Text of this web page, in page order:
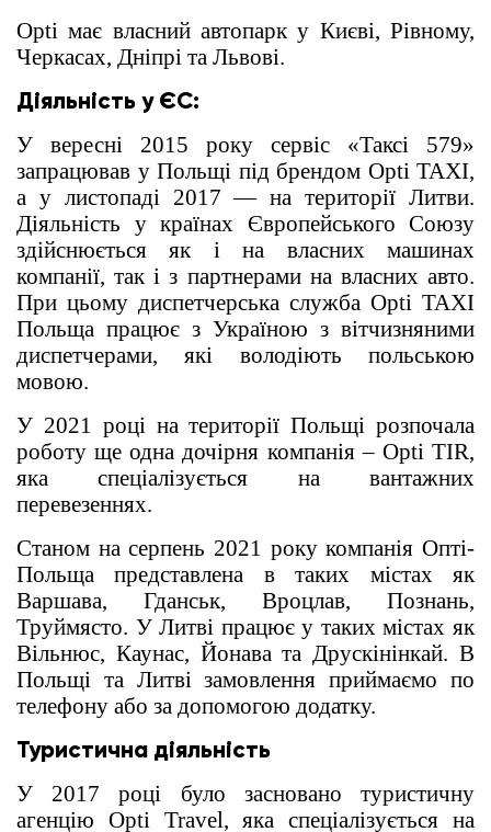
Opti має власний автопарк у Києві, Рівному,
Черкасах, Дніпрі та Львові.
Діяльність у ЄС:
У вересні 2015 року сервіс «Таксі 579»
запрацював у Польщі під брендом Opti TAXI,
а у листопаді 2017 — на території Литви.
Діяльність у країнах Європейського Союзу
здійснюється як і на власних машинах
компанії, так і з партнерами на власних авто.
При цьому диспетчерська служба Opti TAXI
Польща працює з Україною з вітчизняними
диспетчерами, які володіють польською
мовою.
У 2021 році на території Польщі розпочала
роботу ще одна дочірня компанія – Opti TIR,
яка спеціалізується на вантажних
перевезеннях.
Станом на серпень 2021 року компанія Опті-
Польща представлена ​​в таких містах як
Варшава, Гданськ, Вроцлав, Познань,
Труймясто. У Литві працює у таких містах як
Вільнюс, Каунас, Йонава та Друскінінкай. В
Польщі та Литві замовлення приймаємо по
телефону або за допомогою додатку.
Туристична діяльність
У 2017 році було засновано туристичну
агенцію Opti Travel, яка спеціалізується на